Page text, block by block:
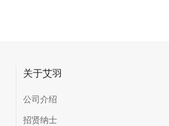
关于艾羽
公司介绍
招贤纳士